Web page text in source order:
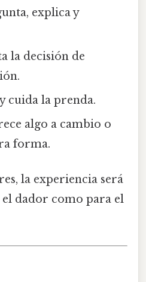
explica y
la decisión de
cuida la prenda.
algo a cambio o
forma.
la experiencia será
dador como para el